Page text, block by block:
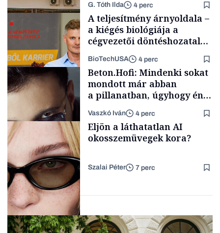
Gasztró
G. Tóth Ilda 4 perc
Content Lab HUB
A teljesítmény árnyoldala –
a kiégés biológiája a
cégvezetői döntéshozatal
BioTechUSA 4 perc
Forbes-sztori
Beton.Hofi: Mindenki sokat
mondott már abban
a pillanatban, úgyhogy én
a legsarkosabb
gondolataimat akartam
kimondani
Vaszkó Iván 4 perc
AI
Eljön a láthatatlan AI
okosszemüvegek kora?
Szalai Péter 7 perc